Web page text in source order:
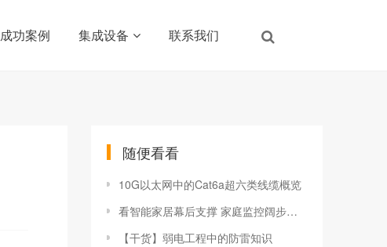
成功案例 集成设备 联系我们
随便看看
10G以太网中的Cat6a超六类线缆概览
看智能家居幕后支撑 家庭监控阔步前行
【干货】弱电工程中的防雷知识